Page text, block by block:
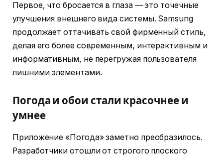
Первое, что бросается в глаза — это точечные
улучшения внешнего вида системы. Samsung
продолжает оттачивать свой фирменный стиль,
делая его более современным, интерактивным и
информативным, не перегружая пользователя
лишними элементами.
Погода и обои стали красочнее и
умнее
Приложение «Погода» заметно преобразилось.
Разработчики отошли от строгого плоского